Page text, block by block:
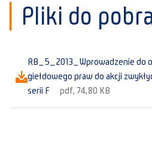
Pliki do
RB_5_2013_Wprowadzenie do
giełdowego praw do akcji
serii F
pdf, 74,80 KB